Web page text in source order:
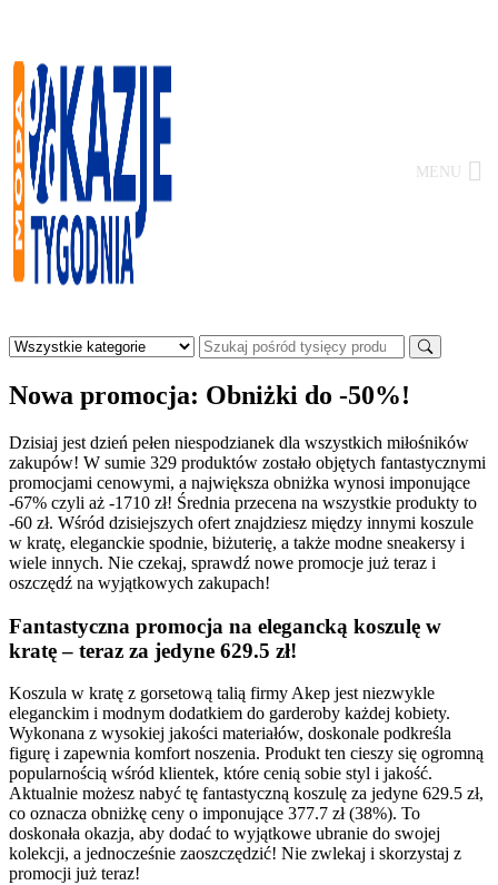
content
Moda
-
Okazje
Tygodnia
MENU
Nowa promocja: Obniżki do -50%!
Dzisiaj jest dzień pełen niespodzianek dla wszystkich miłośników
zakupów! W sumie 329 produktów zostało objętych fantastycznymi
promocjami cenowymi, a największa obniżka wynosi imponujące
-67% czyli aż -1710 zł! Średnia przecena na wszystkie produkty to
-60 zł. Wśród dzisiejszych ofert znajdziesz między innymi koszule
w kratę, eleganckie spodnie, biżuterię, a także modne sneakersy i
wiele innych. Nie czekaj, sprawdź nowe promocje już teraz i
oszczędź na wyjątkowych zakupach!
Fantastyczna promocja na elegancką koszulę w
kratę – teraz za jedyne 629.5 zł!
Koszula w kratę z gorsetową talią firmy Akep jest niezwykle
eleganckim i modnym dodatkiem do garderoby każdej kobiety.
Wykonana z wysokiej jakości materiałów, doskonale podkreśla
figurę i zapewnia komfort noszenia. Produkt ten cieszy się ogromną
popularnością wśród klientek, które cenią sobie styl i jakość.
Aktualnie możesz nabyć tę fantastyczną koszulę za jedyne 629.5 zł,
co oznacza obniżkę ceny o imponujące 377.7 zł (38%). To
doskonała okazja, aby dodać to wyjątkowe ubranie do swojej
kolekcji, a jednocześnie zaoszczędzić! Nie zwlekaj i skorzystaj z
promocji już teraz!